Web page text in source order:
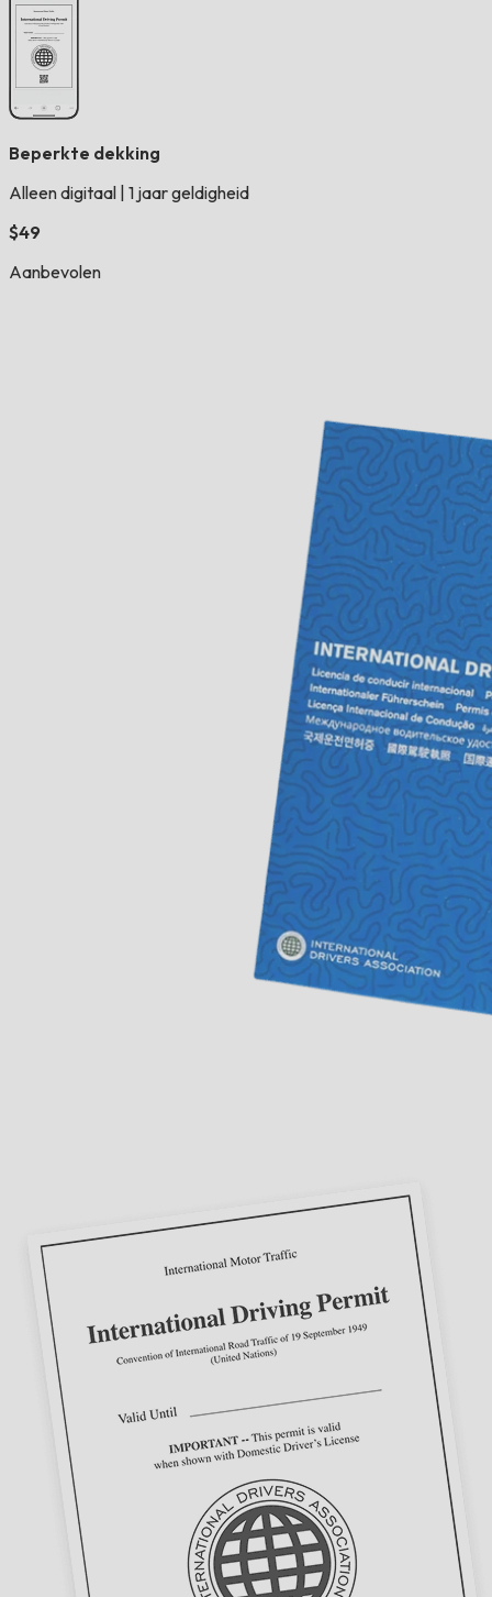
Beperkte dekking
Alleen digitaal 1 jaar geldigheid
$49
Aanbevolen